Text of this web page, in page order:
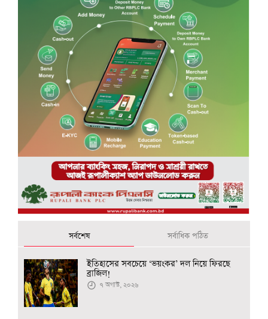
সর্বশেষ সর্বাধিক পঠিত
ইতিহাসের সবচেয়ে ‘ভয়ংকর’ দল নিয়ে ফিরছে
ব্রাজিল!
৭ অগাস্ট, ২০২৬